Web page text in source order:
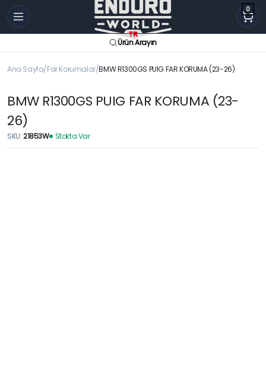
0
Ürün Arayın
Ana Sayfa Far Korumalar BMW R1300GS PUIG FAR KORUMA (23-26)
BMW R1300GS PUIG FAR KORUMA (23-
26)
SKU:21853W Stokta Var